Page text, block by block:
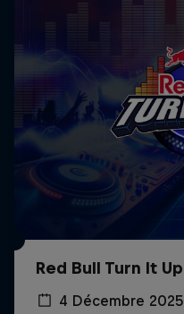
Red Bull Turn It Up
4 Décembre 2025